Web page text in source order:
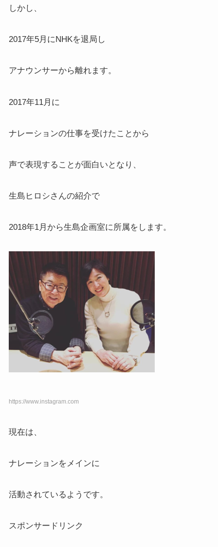
しかし、
2017年5月にNHKを退局し
アナウンサーから離れます。
2017年11月に
ナレーションの仕事を受けたことから
声で表現することが面白いとなり、
生島ヒロシさんの紹介で
2018年1月から生島企画室に所属をします。
https://www.instagram.com
現在は、
ナレーションをメインに
活動されているようです。
スポンサードリンク